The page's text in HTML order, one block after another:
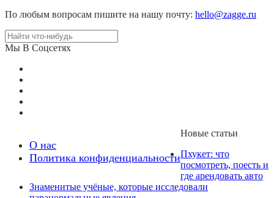
По любым вопросам пишите на нашу почту: hello@zagge.ru
Мы В Соцсетях
О нас
Политика конфиденциальности
Новые статьи
Пхукет: что
посмотреть, поесть и
где арендовать авто
Знаменитые учёные, которые исследовали